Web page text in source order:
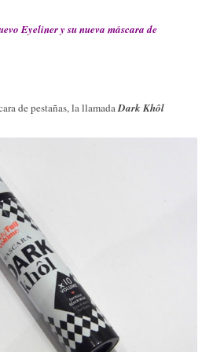
Eyeliner y su nueva máscara de
de pestañas, la llamadaDark Khôl